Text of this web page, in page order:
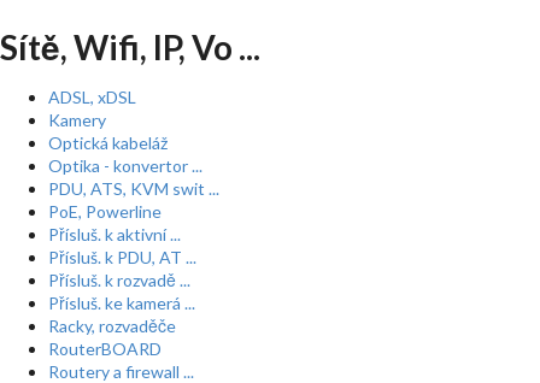
Sítě, Wifi, IP, Vo ...
ADSL, xDSL
Kamery
Optická kabeláž
Optika - konvertor ...
PDU, ATS, KVM swit ...
PoE, Powerline
Přísluš. k aktivní ...
Přísluš. k PDU, AT ...
Přísluš. k rozvadě ...
Přísluš. ke kamerá ...
Racky, rozvaděče
RouterBOARD
Routery a firewall ...